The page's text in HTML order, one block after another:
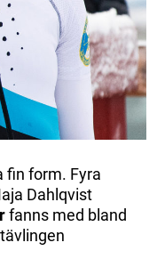
fin form. Fyra
Dahlqvist
fanns med bland